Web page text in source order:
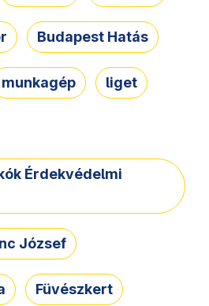
Budapest Hatás
munkagép liget
Érdekvédelmi
József
Füvészkert